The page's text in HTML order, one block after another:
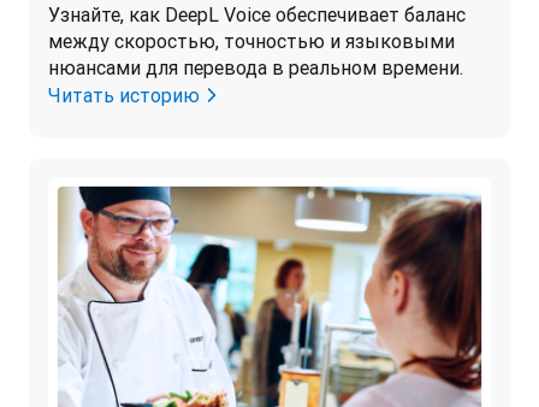
Узнайте, как DeepL Voice обеспечивает баланс
между скоростью, точностью и языковыми
нюансами для перевода в реальном времени.
Читать историю